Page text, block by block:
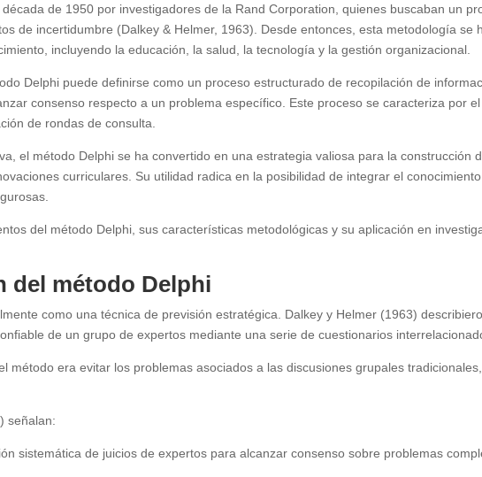
de 1950 por investigadores de la Rand Corporation, quienes buscaban un
de incertidumbre (Dalkey & Helmer, 1963). Desde entonces, esta metodología se
incluyendo la educación, la salud, la tecnología y la gestión organizacional.
Delphi puede definirse como un proceso estructurado de recopilación de
consenso respecto a un problema específico. Este proceso se caracteriza por
de rondas de consulta.
el método Delphi se ha convertido en una estrategia valiosa para la construcción
curriculares. Su utilidad radica en la posibilidad de integrar el
del método Delphi, sus características metodológicas y su aplicación en
del método Delphi
como una técnica de previsión estratégica. Dalkey y Helmer (1963)
de un grupo de expertos mediante una serie de cuestionarios
método era evitar los problemas asociados a las discusiones grupales
señalan:
sistemática de juicios de expertos para alcanzar consenso sobre problemas